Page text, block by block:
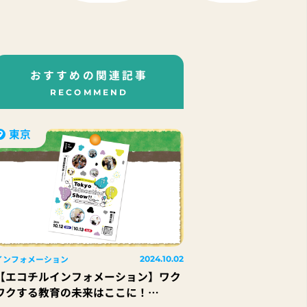
おすすめの関連記事
RECOMMEND
東京
ンフォメーション 2024.10.02
エコチルインフォメーション】ワク
クする教育の未来はここに！